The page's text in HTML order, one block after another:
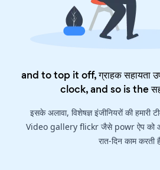
and to top it off, ग्राहक सहायता
clock, and so is the
इसके अलावा, विशेषज्ञ इंजीनियरों की
Video gallery flickr जैसे powr ऐप को
रात-दिन काम करती